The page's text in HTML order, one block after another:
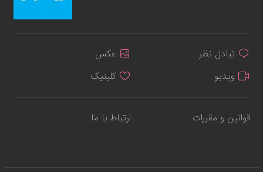
تبادل نظر
عکس
ویدیو
کلینیک
قوانین و مقررات ارتباط با ما